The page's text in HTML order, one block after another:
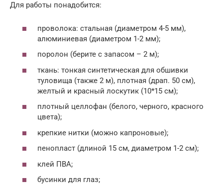
Для работы понадобится:
проволока: стальная (диаметром 4-5 мм),
алюминиевая (диаметром 1-2 мм);
поролон (берите с запасом – 2 м);
ткань: тонкая синтетическая для обшивки
туловища (также 2 м), плотная (драп. 50 см),
желтый и красный лоскутик (10*15 см);
плотный целлофан (белого, черного, красного
цвета);
крепкие нитки (можно капроновые);
пенопласт (длиной 15 см, диаметром 1-2 см);
клей ПВА;
бусинки для глаз;